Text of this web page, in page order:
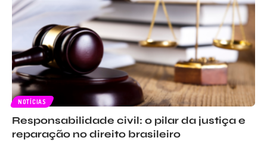
NOTÍCIAS
Responsabilidade civil: o pilar da justiça e
reparação no direito brasileiro